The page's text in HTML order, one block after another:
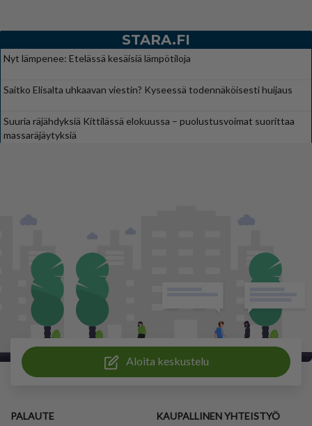
STARA.FI
Nyt lämpenee: Etelässä kesäisiä lämpötiloja
Saitko Elisalta uhkaavan viestin? Kyseessä todennäköisesti huijaus
Suuria räjähdyksiä Kittilässä elokuussa – puolustusvoimat suorittaa
massaräjäytyksiä
Aloita keskustelu
PALAUTE KAUPALLINEN YHTEISTYÖ